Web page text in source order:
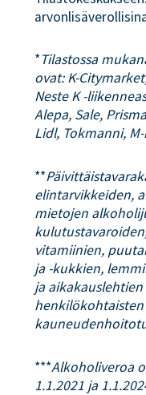
*Tilastossa
ovat: K-
Neste K -
Alepa, Sale,
Lidl, Tokmanni,
**
elintarvikkeiden,
mietojen
vitamiinien,
ja -kukkien,
ja
***Alkoholiveroa
1.1.2021 ja